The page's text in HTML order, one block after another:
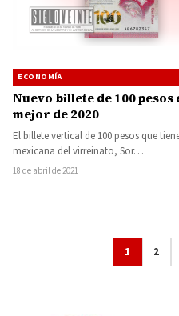
ECONOMÍA
Nuevo billete de 100
mejor de 2020
El billete vertical de 100 pesos que
mexicana del virreinato, Sor…
18 de abril de 2021
1 2